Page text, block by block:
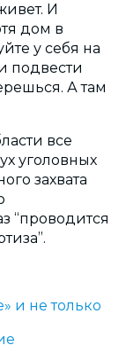
И
дом в
у себя на
подвести
А там
все
уголовных
захвата
“проводится
и не только